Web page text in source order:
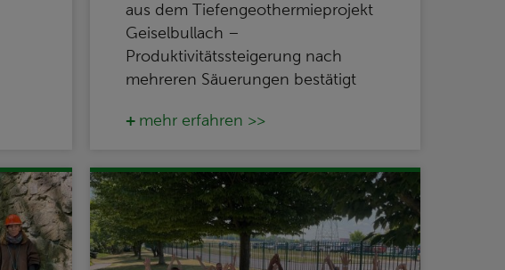
aus dem Tiefengeothermieprojekt
Geiselbullach –
Produktivitätssteigerung nach
mehreren Säuerungen bestätigt
mehr erfahren >>